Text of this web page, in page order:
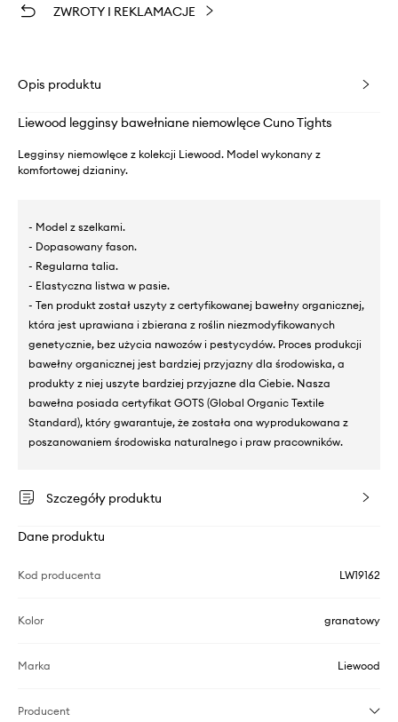
ZWROTY I REKLAMACJE
Opis produktu
Liewood legginsy bawełniane niemowlęce Cuno Tights
Legginsy niemowlęce z kolekcji Liewood. Model wykonany z
komfortowej dzianiny.
- Model z szelkami.
- Dopasowany fason.
- Regularna talia.
- Elastyczna listwa w pasie.
- Ten produkt został uszyty z certyfikowanej bawełny organicznej,
która jest uprawiana i zbierana z roślin niezmodyfikowanych
genetycznie, bez użycia nawozów i pestycydów. Proces produkcji
bawełny organicznej jest bardziej przyjazny dla środowiska, a
produkty z niej uszyte bardziej przyjazne dla Ciebie. Nasza
bawełna posiada certyfikat GOTS (Global Organic Textile
Standard), który gwarantuje, że została ona wyprodukowana z
poszanowaniem środowiska naturalnego i praw pracowników.
Szczegóły produktu
Dane produktu
Kod producenta LW19162
Kolor granatowy
Marka Liewood
Producent